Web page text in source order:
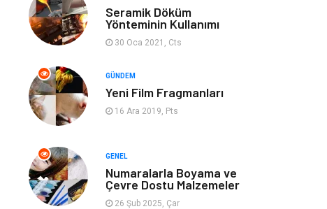
Organizasyon Yeme İçme
Gayrimenkul Güzellik & Bakım
Anne Çocuk
Nakliye
Cam Mobilya
Seramik Döküm
Yönteminin Kullanımı
30 Oca 2021, Cts
GÜNDEM
Yeni Film Fragmanları
16 Ara 2019, Pts
GENEL
Numaralarla Boyama ve
Çevre Dostu Malzemeler
26 Şub 2025, Çar